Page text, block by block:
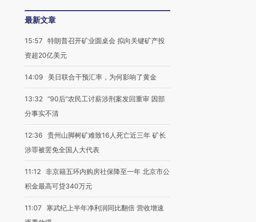
最新文章
15:57 特朗普召开矿业圆桌会 拟向关键矿产投
资超20亿美元
14:09 美日联合干预汇率，为何影响了黄金
13:32 “90后”农民工讨薪涉刑案发回重审 因部
分事实不清
12:36
贵州山脚树矿难致16人死亡近三年 矿长
涉罪被罢免全国人大代表
11:12 非京籍五环内购房社保降至一年 北京市公
积金最高可贷340万元
11:07
寒武纪上半年净利润同比翻倍 营收增速